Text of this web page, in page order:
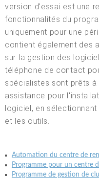
version d'essai est une
fonctionnalités du
uniquement pour une
contient également des
sur la gestion des
téléphone de contact
spécialistes sont prêts
assistance pour
logiciel, en
et les outils.
Automation du centre de
Programme pour un centre
Programme de gestion de